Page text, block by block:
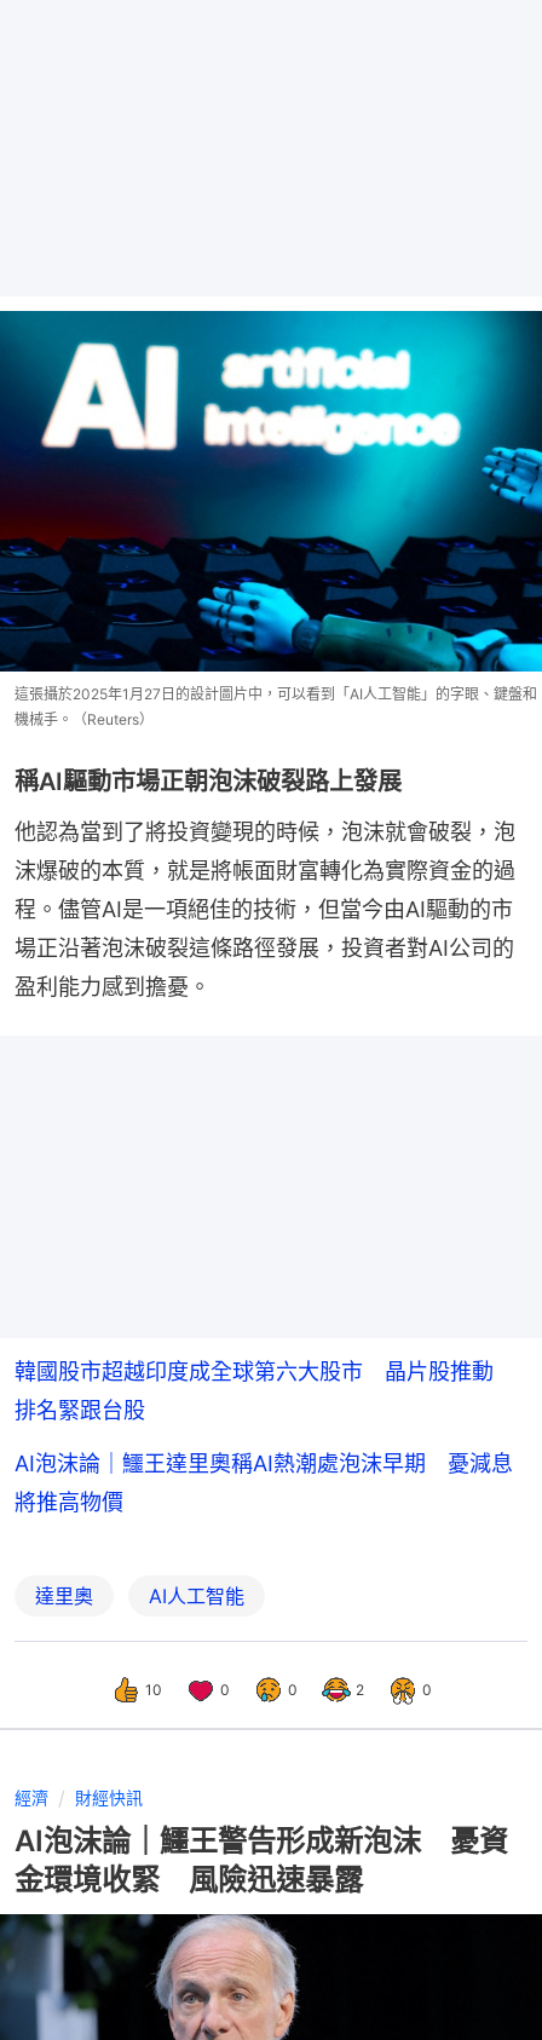
這張攝於2025年1月27日的設計圖片中，可以看到「AI人工智能」的字眼、鍵盤和
機械手。（Reuters）
稱AI驅動市場正朝泡沫破裂路上發展
他認為當到了將投資變現的時候，泡沫就會破裂，泡
沫爆破的本質，就是將帳面財富轉化為實際資金的過
程。儘管AI是一項絕佳的技術，但當今由AI驅動的市
場正沿著泡沫破裂這條路徑發展，投資者對AI公司的
盈利能力感到擔憂。
韓國股市超越印度成全球第六大股市 晶片股推動
排名緊跟台股
AI泡沫論｜鱷王達里奧稱AI熱潮處泡沫早期 憂減息
將推高物價
達里奧 AI人工智能
10 0 0 2 0
經濟 財經快訊
AI泡沫論｜鱷王警告形成新泡沫 憂資
金環境收緊 風險迅速暴露